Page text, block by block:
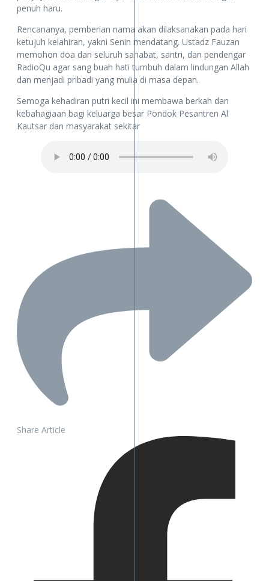
penuh haru.
Rencananya, pemberian nama akan dilaksanakan pada hari
ketujuh kelahiran, yakni Senin mendatang. Ustadz Fauzan
memohon doa dari seluruh sahabat, santri, dan pendengar
RadioQu agar sang buah hati tumbuh dalam lindungan Allah
dan menjadi pribadi yang mulia di masa depan.
Semoga kehadiran putri kecil ini membawa berkah dan
kebahagiaan bagi keluarga besar Pondok Pesantren Al
Kautsar dan masyarakat sekitar
Share Article